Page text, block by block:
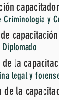
Criminología y
capacitación
Diplomado
de la
legal y
de la